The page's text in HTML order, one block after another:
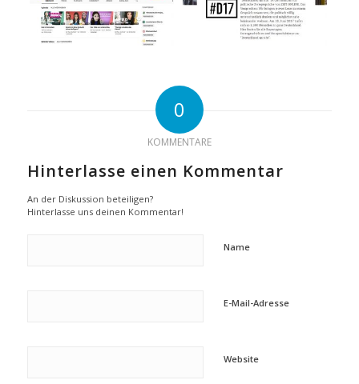
0
KOMMENTARE
Hinterlasse einen Kommentar
An der Diskussion beteiligen?
Hinterlasse uns deinen Kommentar!
Name
E-Mail-Adresse
Website